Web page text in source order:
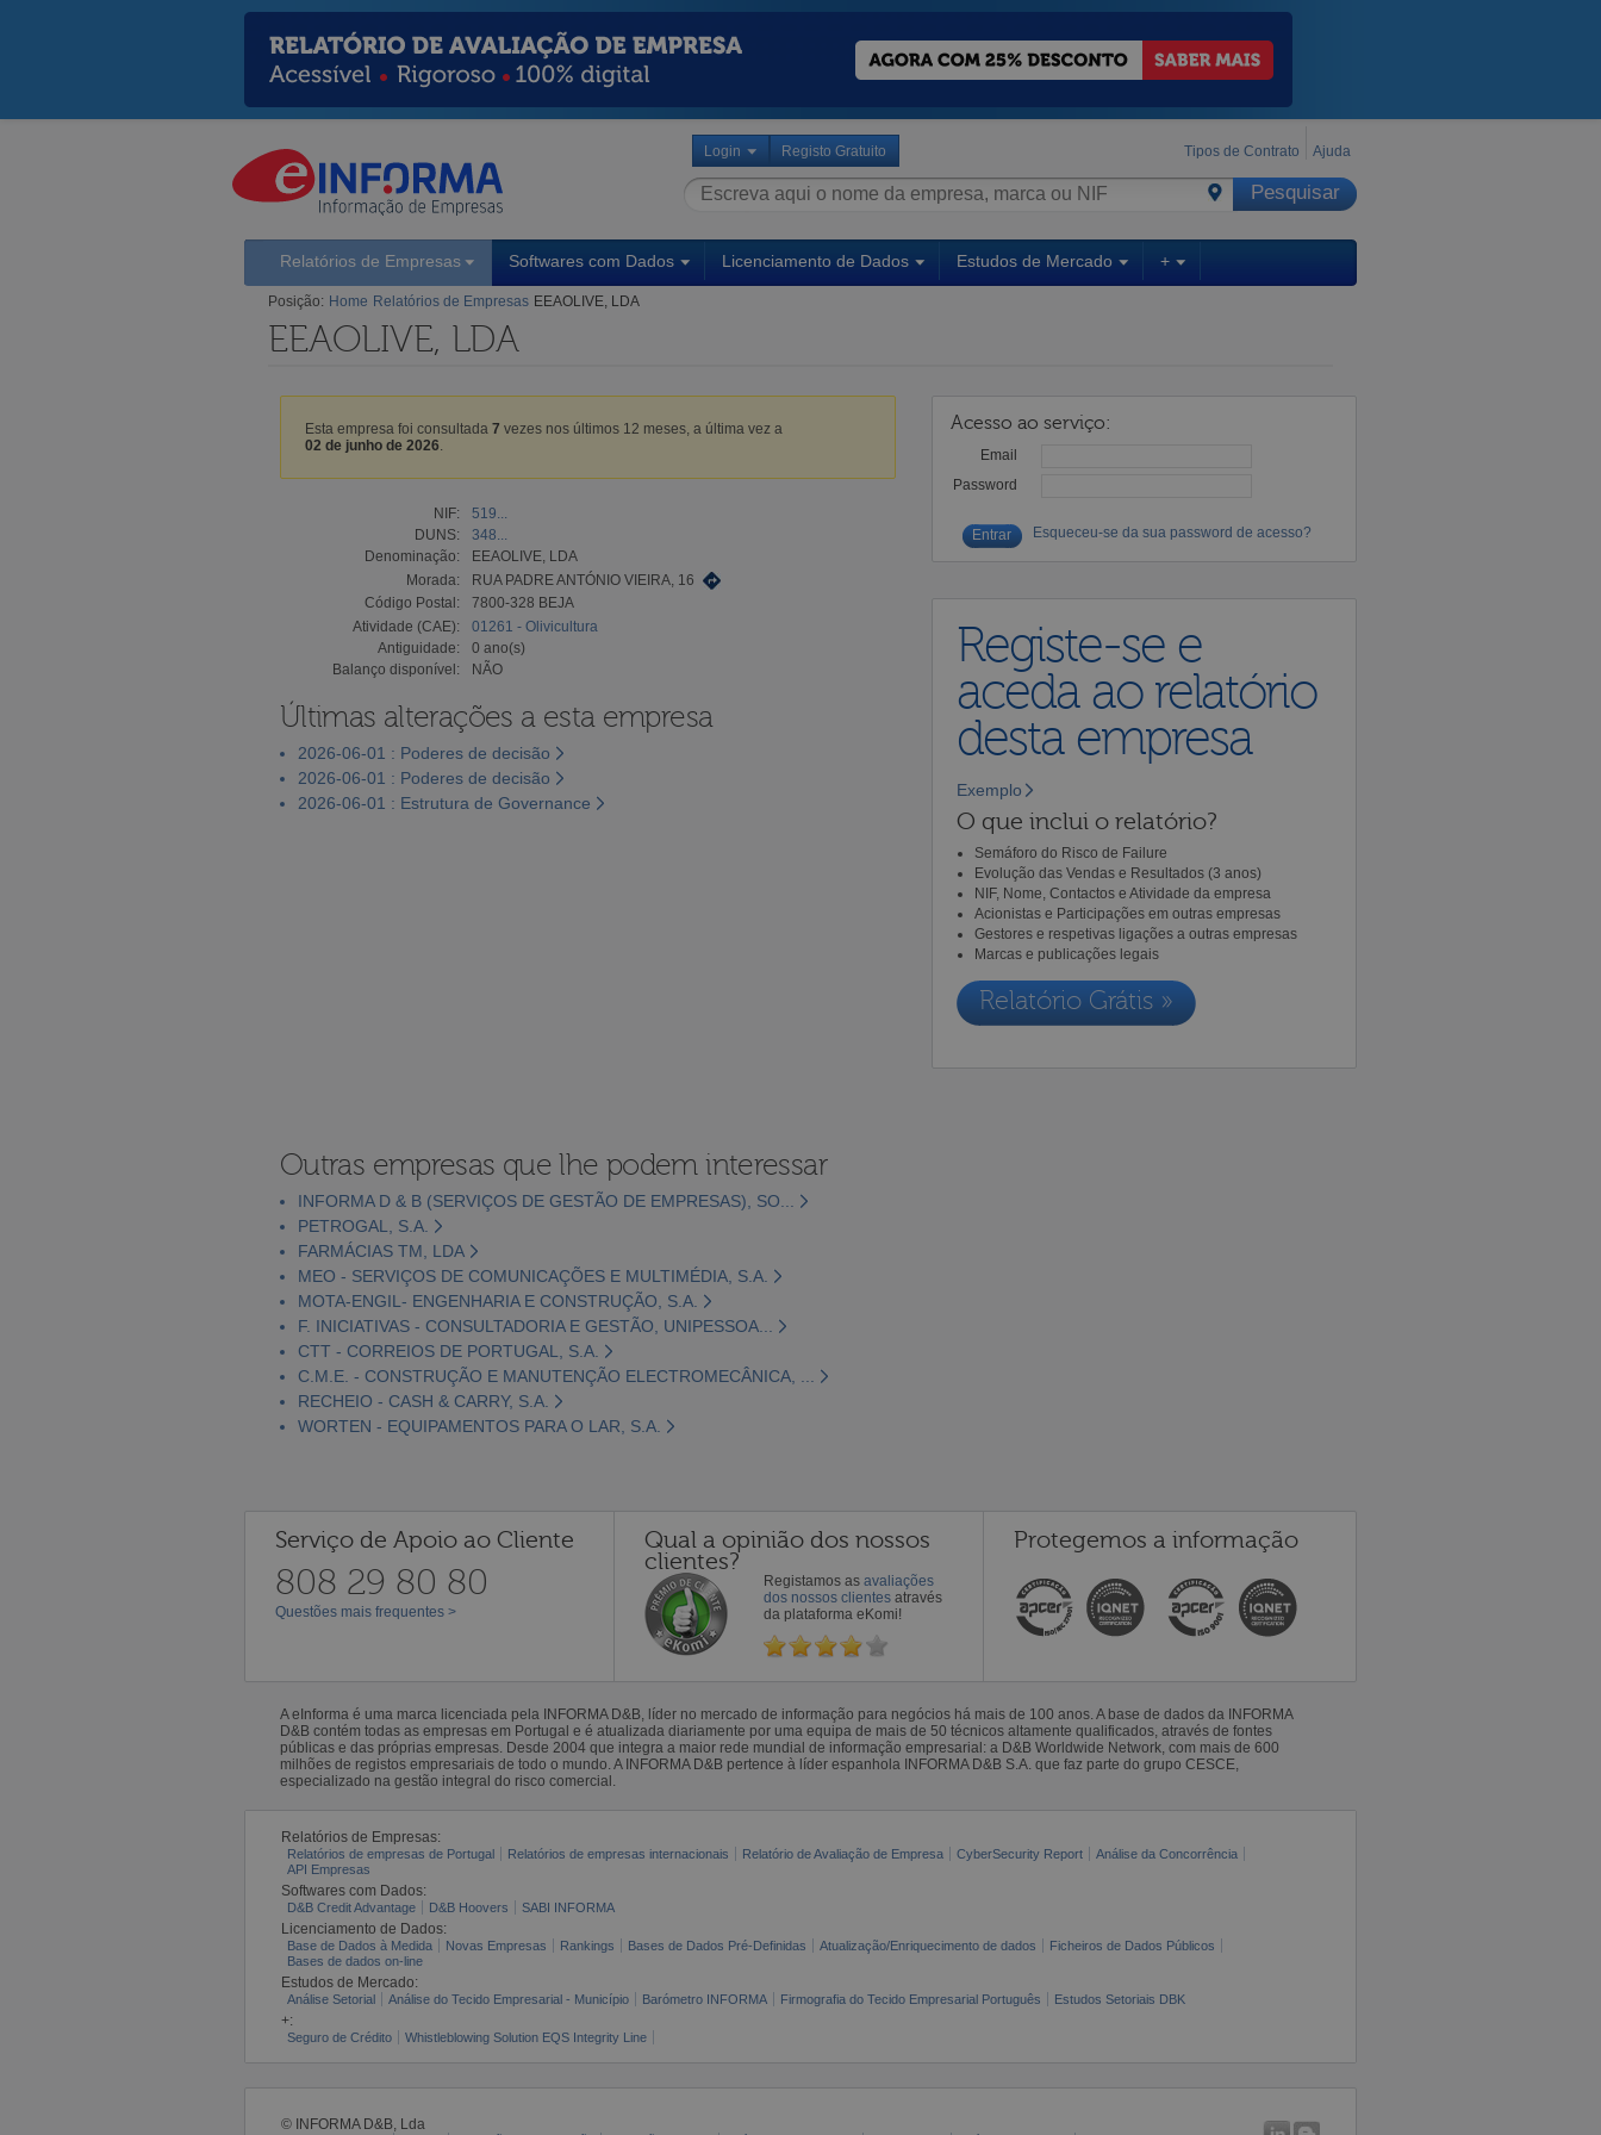
Login Registo Gratuito Tipos de Contrato Ajuda
Relatórios de Empresas Softwares com Dados Licenciamento de Dados Estudos de Mercado +
Posição: Home Relatórios de Empresas EEAOLIVE, LDA
EEAOLIVE, LDA
Esta empresa foi consultada 7 vezes nos últimos 12 meses, a última vez a
02 de junho de 2026
NIF:
519...
DUNS:
348...
Denominação:
EEAOLIVE, LDA
Morada:
RUA PADRE ANTÓNIO VIEIRA, 16
Código Postal:
7800-328 BEJA
Atividade (CAE):
01261 - Olivicultura
Antiguidade:
0 ano(s)
Balanço disponível:
NÃO
Últimas alterações a esta empresa
2026-06-01 : Poderes de decisão
2026-06-01 : Poderes de decisão
2026-06-01 : Estrutura de Governance
Acesso ao serviço:
Email
Password
Esqueceu-se da sua password de acesso?
Registe-se e
aceda ao relatório
desta empresa
Exemplo
O que inclui o relatório?
Semáforo do Risco de Failure
Evolução das Vendas e Resultados (3 anos)
NIF, Nome, Contactos e Atividade da empresa
Acionistas e Participações em outras empresas
Gestores e respetivas ligações a outras empresas
Marcas e publicações legais
Relatório Grátis »
Outras empresas que lhe podem interessar
INFORMA D & B (SERVIÇOS DE GESTÃO DE EMPRESAS), SO...
PETROGAL, S.A.
FARMÁCIAS TM, LDA
MEO - SERVIÇOS DE COMUNICAÇÕES E MULTIMÉDIA, S.A.
MOTA-ENGIL- ENGENHARIA E CONSTRUÇÃO, S.A.
F. INICIATIVAS - CONSULTADORIA E GESTÃO, UNIPESSOA...
CTT - CORREIOS DE PORTUGAL, S.A.
C.M.E. - CONSTRUÇÃO E MANUTENÇÃO ELECTROMECÂNICA, ...
RECHEIO - CASH & CARRY, S.A.
WORTEN - EQUIPAMENTOS PARA O LAR, S.A.
Serviço de Apoio ao Cliente
808 29 80 80
Questões mais frequentes >
Qual a opinião dos nossos
clientes?
Registamos as avaliações
dos nossos clientes através
da plataforma eKomi!
Protegemos a informação
A eInforma é uma marca licenciada pela INFORMA D&B, líder no mercado de informação para negócios há mais de 100 anos. A base de dados da INFORMA
D&B contém todas as empresas em Portugal e é atualizada diariamente por uma equipa de mais de 50 técnicos altamente qualificados, através de fontes
públicas e das próprias empresas. Desde 2004 que integra a maior rede mundial de informação empresarial: a D&B Worldwide Network, com mais de 600
milhões de registos empresariais de todo o mundo. A INFORMA D&B pertence à líder espanhola INFORMA D&B S.A. que faz parte do grupo CESCE,
especializado na gestão integral do risco comercial.
Relatórios de Empresas:
Relatórios de empresas de Portugal Relatórios de empresas internacionais Relatório de Avaliação de Empresa CyberSecurity Report
Análise da Concorrência
API Empresas
Softwares com Dados:
D&B Credit Advantage D&B Hoovers SABI INFORMA
Licenciamento de Dados:
Base de Dados à Medida Novas Empresas Rankings Bases de Dados Pré-Definidas Atualização/Enriquecimento de dados
Ficheiros de Dados Públicos
Bases de dados on-line
Estudos de Mercado:
Análise Setorial Análise do Tecido Empresarial - Município Barómetro INFORMA Firmografia do Tecido Empresarial Português Estudos Setoriais DBK
+:
Seguro de Crédito Whistleblowing Solution EQS Integrity Line
© INFORMA D&B, Lda